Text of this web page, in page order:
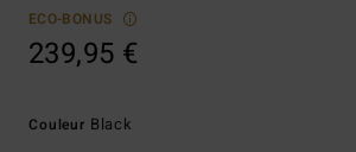
ECO-BONUS
239,95 €
Couleur Black